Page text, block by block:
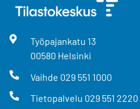
Työpajankatu 13
00580 Helsinki
Vaihde 029 551 1000
Tietopalvelu 029 551 2220